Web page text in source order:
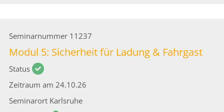
Seminarnummer 11237
Modul 5: Sicherheit für Ladung & Fahrgast
Status
Zeitraum am 24.10.26
Seminarort Karlsruhe